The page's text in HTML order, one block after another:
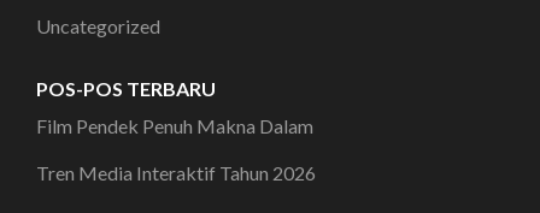
Uncategorized
POS-POS TERBARU
Film Pendek Penuh Makna Dalam
Tren Media Interaktif Tahun 2026